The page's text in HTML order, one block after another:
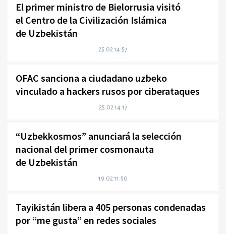
El primer ministro de Bielorrusia visitó
el Centro de la Civilización Islámica
de Uzbekistán
25.02 14:57
OFAC sanciona a ciudadano uzbeko
vinculado a hackers rusos por ciberataques
25.02 14:17
“Uzbekkosmos” anunciará la selección
nacional del primer cosmonauta
de Uzbekistán
19.02 11:50
Tayikistán libera a 405 personas condenadas
por “me gusta” en redes sociales